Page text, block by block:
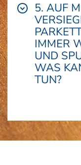
5. AUF
IMMER
UND
WAS
TUN?